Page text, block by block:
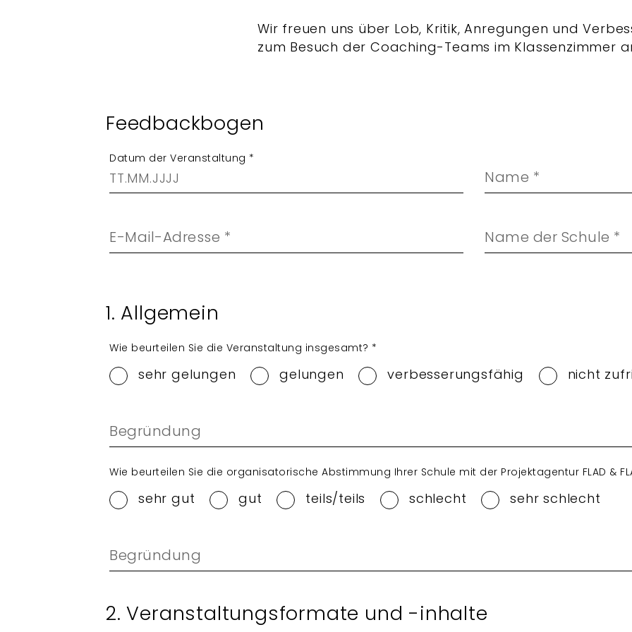
Wir freuen uns über Lob, Kritik, Anregungen und
zum Besuch der Coaching-Teams im Klassenzimmer
Feedbackbogen
Datum der Veranstaltung *
Name *
E-Mail-Adresse * Name der Schule *
1. Allgemein
Wie beurteilen Sie die Veranstaltung insgesamt? *
sehr gelungen gelungen verbesserungsfähig nicht
Begründung
Wie beurteilen Sie die organisatorische Abstimmung Ihrer Schule mit der Projektagentur FLAD &
sehr gut gut teils/teils schlecht sehr schlecht
Begründung
2. Veranstaltungsformate und -inhalte